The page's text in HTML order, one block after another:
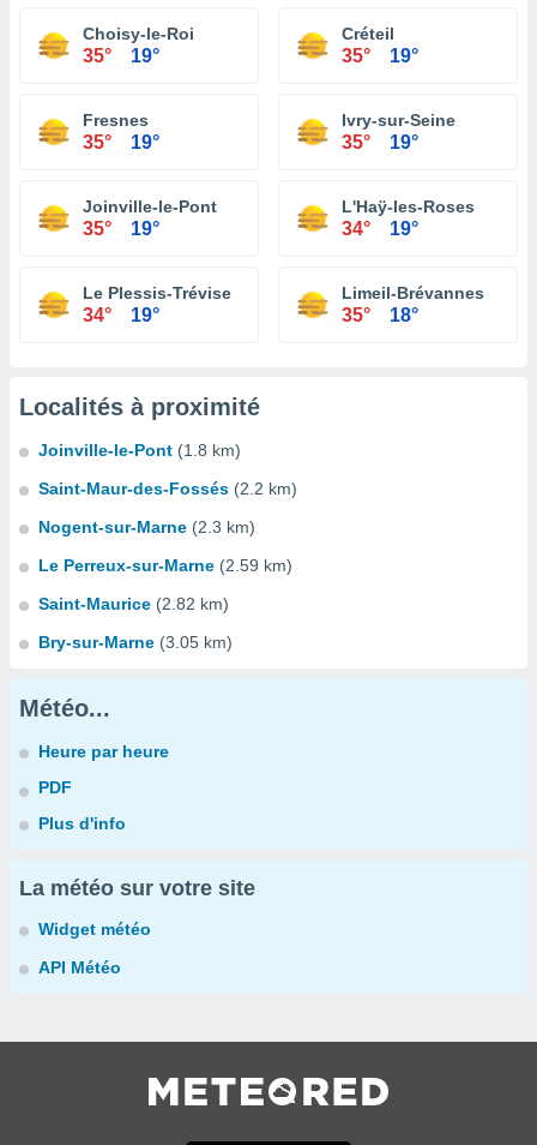
Choisy-le-Roi
35° 19°
Créteil
35° 19°
Fresnes
35° 19°
Ivry-sur-Seine
35° 19°
Joinville-le-Pont
35° 19°
L'Haÿ-les-Roses
34° 19°
Le Plessis-Trévise
34° 19°
Limeil-Brévannes
35° 18°
Localités à proximité
Joinville-le-Pont (1.8 km)
Saint-Maur-des-Fossés (2.2 km)
Nogent-sur-Marne (2.3 km)
Le Perreux-sur-Marne (2.59 km)
Saint-Maurice (2.82 km)
Bry-sur-Marne (3.05 km)
Météo...
Heure par heure
PDF
Plus d'info
La météo sur votre site
Widget météo
API Météo